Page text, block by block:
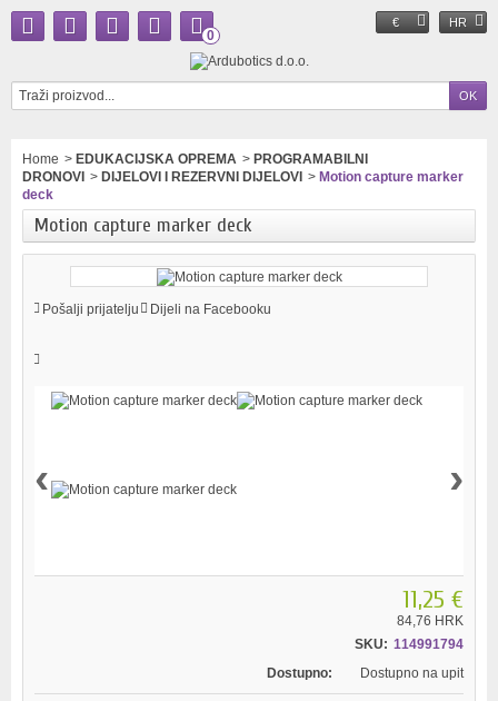
€ HR
0
Home > EDUKACIJSKA OPREMA > PROGRAMABILNI
DRONOVI > DIJELOVI I REZERVNI DIJELOVI > Motion capture marker
deck
Motion capture marker deck
Pošalji prijatelju Dijeli na Facebooku
‹ ›
11,25 €
84,76 HRK
SKU: 114991794
Dostupno:
Dostupno na upit